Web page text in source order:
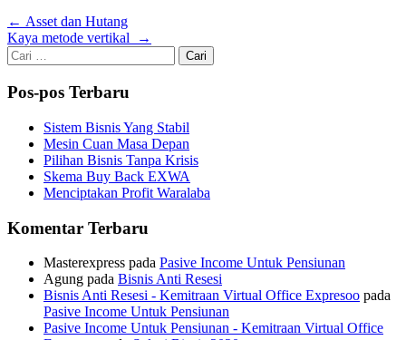
Navigasi
pos
← Asset dan Hutang
Kaya metode vertikal
→
Cari
untuk:
Pos-pos Terbaru
Sistem Bisnis Yang Stabil
Mesin Cuan Masa Depan
Pilihan Bisnis Tanpa Krisis
Skema Buy Back EXWA
Menciptakan Profit Waralaba
Komentar Terbaru
Masterexpress pada Pasive Income Untuk Pensiunan
Agung pada Bisnis Anti Resesi
Bisnis Anti Resesi - Kemitraan Virtual Office Expresoo pada
Pasive Income Untuk Pensiunan
Pasive Income Untuk Pensiunan - Kemitraan Virtual Office